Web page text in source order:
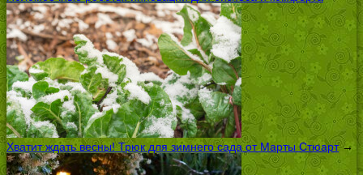
Хватит ждать весны! Трюк для зимнего сада от Марты Стюарт→